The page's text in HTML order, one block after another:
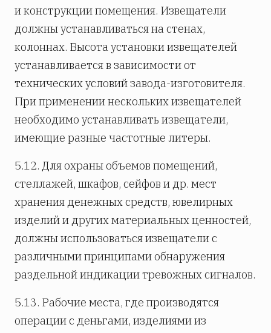
и конструкции помещения. Извещатели
должны устанавливаться на стенах,
колоннах. Высота установки извещателей
устанавливается в зависимости от
технических условий завода-изготовителя.
При применении нескольких извещателей
необходимо устанавливать извещатели,
имеющие разные частотные литеры.
5.12. Для охраны объемов помещений,
стеллажей, шкафов, сейфов и др. мест
хранения денежных средств, ювелирных
изделий и других материальных ценностей,
должны использоваться извещатели с
различными принципами обнаружения
раздельной индикации тревожных сигналов.
5.13. Рабочие места, где производятся
операции с деньгами, изделиями из